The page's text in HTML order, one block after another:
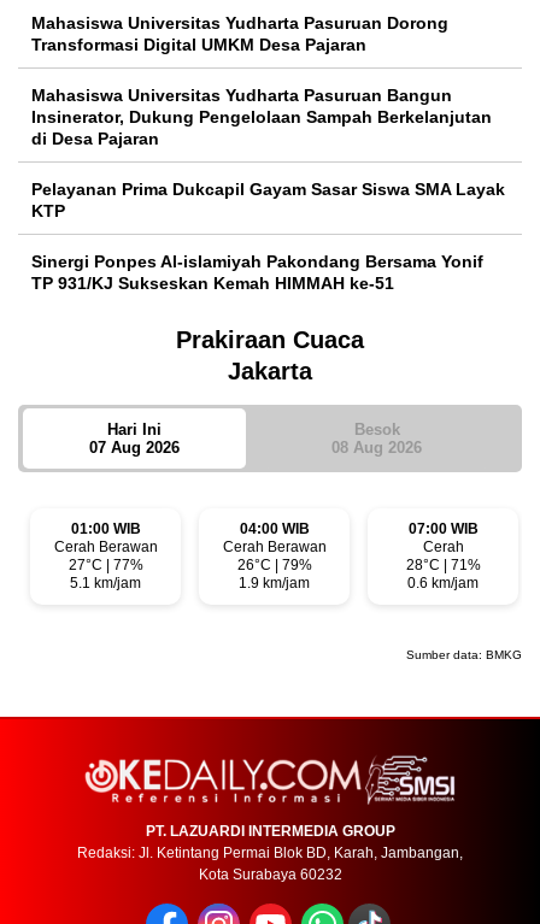
Mahasiswa Universitas Yudharta Pasuruan Dorong
Transformasi Digital UMKM Desa Pajaran
Mahasiswa Universitas Yudharta Pasuruan Bangun
Insinerator, Dukung Pengelolaan Sampah Berkelanjutan
di Desa Pajaran
Pelayanan Prima Dukcapil Gayam Sasar Siswa SMA Layak
KTP
Sinergi Ponpes Al-islamiyah Pakondang Bersama Yonif
TP 931/KJ Sukseskan Kemah HIMMAH ke-51
Prakiraan Cuaca
Jakarta
Hari Ini
07 Aug 2026
Besok
08 Aug 2026
01:00 WIB
Cerah Berawan
27°C | 77%
5.1 km/jam
04:00 WIB
Cerah Berawan
26°C | 79%
1.9 km/jam
07:00 WIB
Cerah
28°C | 71%
0.6 km/jam
Sumber data: BMKG
PT. LAZUARDI INTERMEDIA GROUP
Redaksi: Jl. Ketintang Permai Blok BD, Karah, Jambangan,
Kota Surabaya 60232